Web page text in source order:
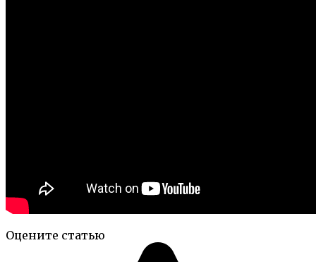
Оцените статью